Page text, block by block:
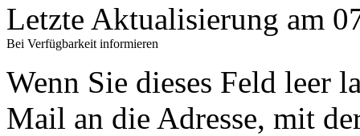
Letzte Aktualisierung am
Bei Verfügbarkeit informieren
Wenn Sie dieses Feld leer
Mail an die Adresse, mit